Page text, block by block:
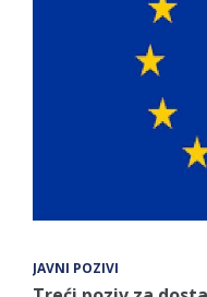
JAVNI POZIVI